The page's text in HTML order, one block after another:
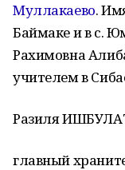
Муллакаево.
Баймаке и в с.
Рахимовна
учителем в
Разиля
главный